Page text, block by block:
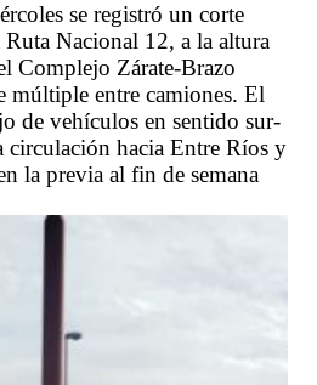
se registró un corte
Nacional 12, a la altura
Complejo Zárate-Brazo
múltiple entre camiones. El
de vehículos en sentido sur-
hacia Entre Ríos y
la previa al fin de semana